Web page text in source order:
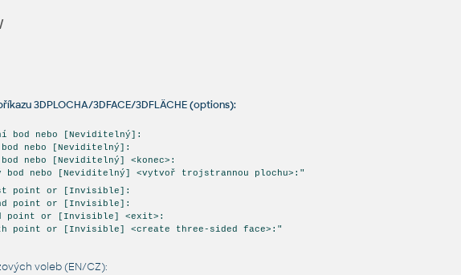
3DPLOCHA/3DFACE/3DFLÄCHE (options):
bod nebo [Neviditelný]:
nebo [Neviditelný]:
nebo [Neviditelný] <konec>:
bod nebo [Neviditelný] <vytvoř trojstrannou plochu>:"
point or [Invisible]:
point or [Invisible]:
point or [Invisible] <exit>:
point or [Invisible] <create three-sided face>:"
voleb (EN/CZ):